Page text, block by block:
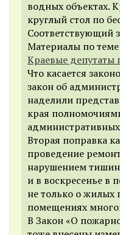
водных объектах.
круглый стол по
Соответствующий
Материалы по теме
Краевые
Что касается
закон об
наделили
края
Вторая поправка
проведение
нарушением
и в воскресенье в
не только о
помещениях
В Закон «О